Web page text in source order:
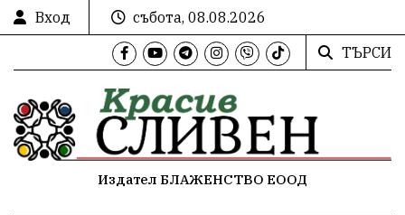
Вход
събота, 08.08.2026
ТЪРСИ
Издател БЛАЖЕНСТВО ЕООД